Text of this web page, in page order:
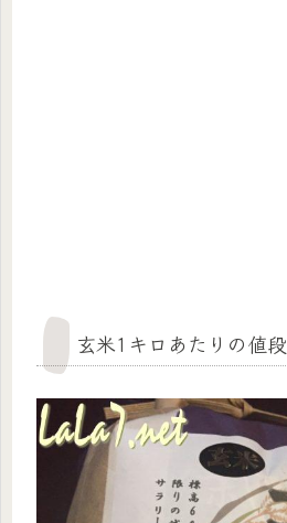
玄米1キロあたりの値段